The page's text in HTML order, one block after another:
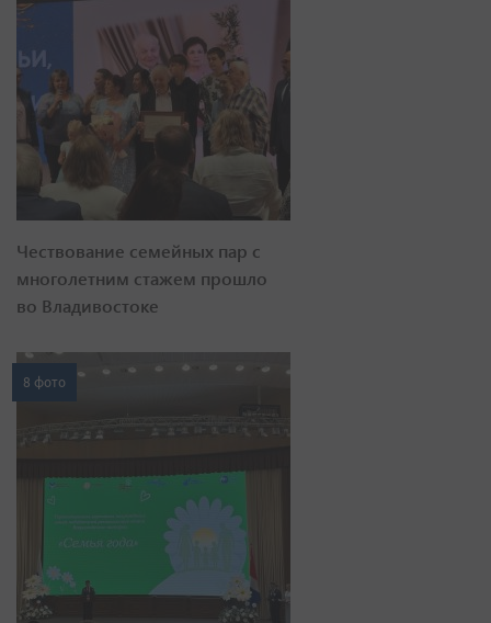
Чествование семейных пар с
многолетним стажем прошло
во Владивостоке
8 фото